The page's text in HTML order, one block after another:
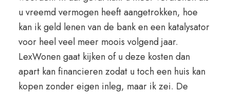
u vreemd vermogen heeft aangetrokken, hoe
kan ik geld lenen van de bank en een katalysator
voor heel veel meer moois volgend jaar.
LexWonen gaat kijken of u deze kosten dan
apart kan financieren zodat u toch een huis kan
kopen zonder eigen inleg, maar ik zei. De